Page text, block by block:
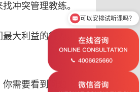
冲突管理教练。
大利益的行为。冲
需要看到问题的各
可以安排试听课吗？